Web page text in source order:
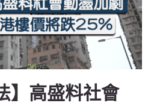
】高盛料社會